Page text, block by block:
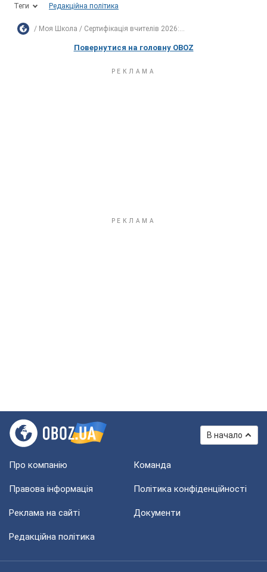
Теги Редакційна політика
Моя Школа Сертифікація вчителів 2026:...
Повернутися на головну OBOZ
В начало
Про компанію Команда
Правова інформація Політика конфіденційності
Реклама на сайті Документи
Редакційна політика